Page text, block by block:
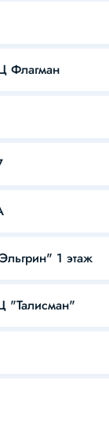
Флагман
1 этаж
"Талисман"